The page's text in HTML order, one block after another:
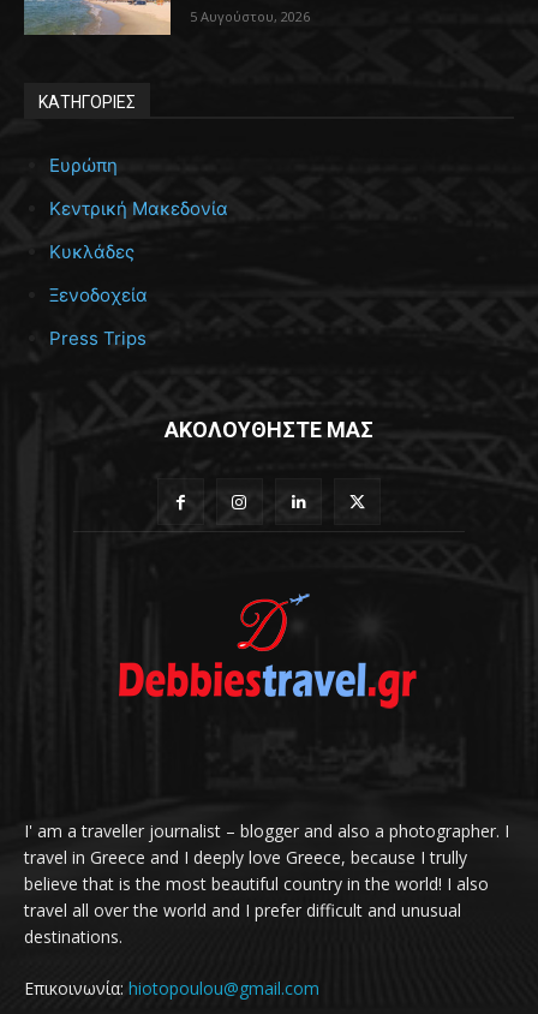
5 Αυγούστου, 2026
ΚΑΤΗΓΟΡΙΕΣ
Ευρώπη
Κεντρική Μακεδονία
Κυκλάδες
Ξενοδοχεία
Press Trips
ΑΚΟΛΟΥΘΗΣΤΕ ΜΑΣ
I' am a traveller journalist – blogger and also a photographer. I
travel in Greece and I deeply love Greece, because I trully
believe that is the most beautiful country in the world! I also
travel all over the world and I prefer difficult and unusual
destinations.
Επικοινωνία: hiotopoulou@gmail.com